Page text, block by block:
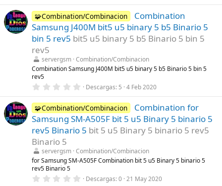
0
0
e
s
t
r
l
l
a
s
🧩Combination/Combinacion
Combination
Samsung J400M bit5 u5 binary 5 b5 Binario 5
bin 5 rev5 bit5 u5 binary 5 b5 Binario 5 bin 5
rev5
servergsm Combination/Combinacion
Combination Samsung J400M bit5 u5 binary 5 b5 Binario 5 bin 5
rev5
0
0
0
e
s
t
r
l
l
a
s
Descargas 5 4 Feb 2020
🧩Combination/Combinacion
Combination for
Samsung SM-A505F bit 5 u5 Binary 5 binario 5
rev5 Binario 5 bit 5 u5 Binary 5 binario 5 rev5
Binario 5
servergsm Combination/Combinacion
for Samsung SM-A505F Combination bit 5 u5 Binary 5 binario 5
rev5 Binario 5
0 Descargas 0 21 May 2020